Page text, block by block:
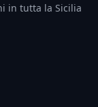
in tutta la Sicilia